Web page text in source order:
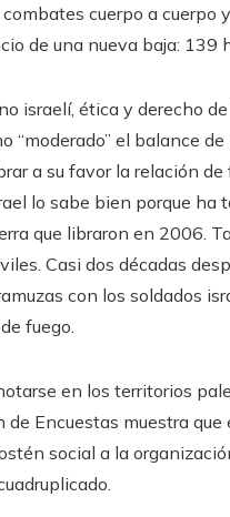
cuerpo a cuerpo
de una nueva baja: 139
israelí, ética y derecho
“moderado” el balance
a su favor la relación de
lo sabe bien porque ha
que libraron en 2006.
Casi dos décadas
con los soldados
fuego.
en los territorios
Encuestas muestra
social a la